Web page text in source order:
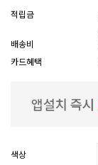
적립금
배송비
카드혜택
색상